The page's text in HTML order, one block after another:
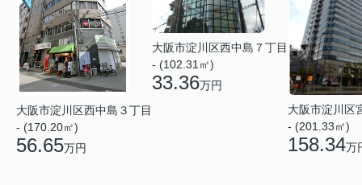
大阪市淀川区西中島３丁目
- (170.20㎡)
56.65万円
大阪市淀川区西中島７丁目
- (102.31㎡)
33.36万円
大阪市淀川区
- (201.33㎡)
158.34万